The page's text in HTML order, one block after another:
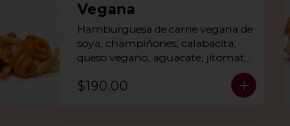
Vegana
Hamburguesa de carne vegana de
soya, champiñones, calabacita,
queso vegano, aguacate, jitomate,
papas fritas y rizo.
$190.00